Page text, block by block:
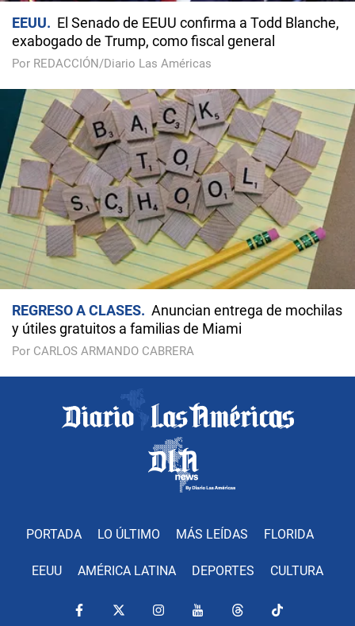
EEUU
El Senado de EEUU confirma a Todd Blanche,
exabogado de Trump, como fiscal general
Por REDACCIÓN/Diario Las Américas
REGRESO A CLASES
Anuncian entrega de mochilas
y útiles gratuitos a familias de Miami
Por CARLOS ARMANDO CABRERA
PORTADA LO ÚLTIMO MÁS LEÍDAS FLORIDA
EEUU AMÉRICA LATINA DEPORTES CULTURA